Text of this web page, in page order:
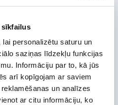
sīkfailus
personalizētu saturu un
saziņas līdzekļu funkcijas
Informāciju par to, kā jūs
arī kopīgojam ar saviem
un analīzes
ar citu informāciju, ko
risinājuma izstrādē,
sistēmu un sniegtu
rezultātus.